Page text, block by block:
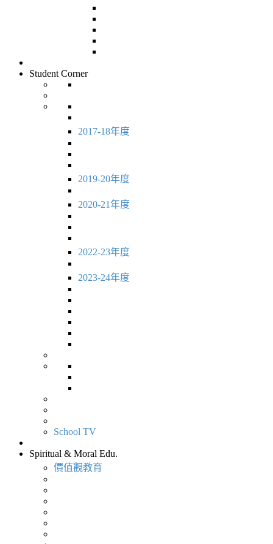
Student Corner
2017-18年度
2019-20年度
2020-21年度
2022-23年度
2023-24年度
School TV
Spiritual & Moral Edu.
價值觀教育